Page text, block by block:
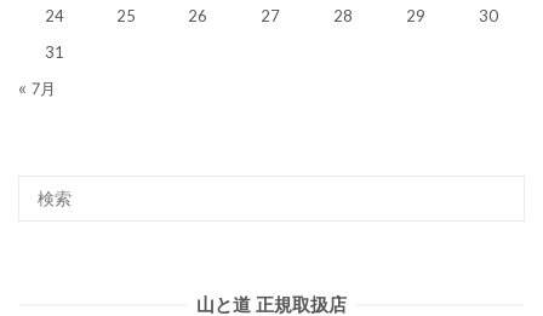
24 25 26 27 28 29
30
31
« 7月
山と道 正規取扱店